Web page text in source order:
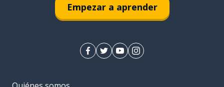
Empezar a aprender